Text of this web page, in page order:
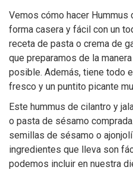
Vemos cómo hacer Hummus
forma casera y fácil con un
receta de pasta o crema de
que preparamos de la
posible. Además, tiene todo
fresco y un puntito picante
Este hummus de cilantro y
o pasta de sésamo
semillas de sésamo o
ingredientes que lleva son
podemos incluir en nuestra